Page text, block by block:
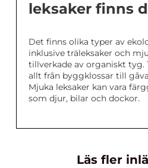
leksaker finns
Det finns olika typer av
inklusive träleksaker och
tillverkade av organiskt tyg.
allt från byggklossar till
Mjuka leksaker kan vara
som djur, bilar och dockor.
Läs fler